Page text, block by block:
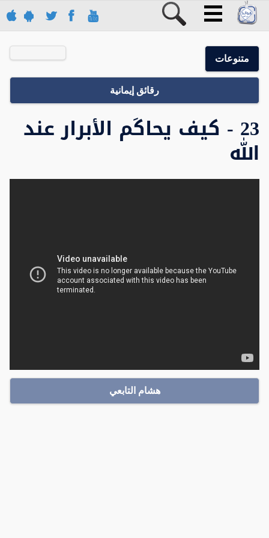
متنوعات
رقائق إيمانية
23 - كيف يحاكَم الأبرار عند
الله
هشام التابعي